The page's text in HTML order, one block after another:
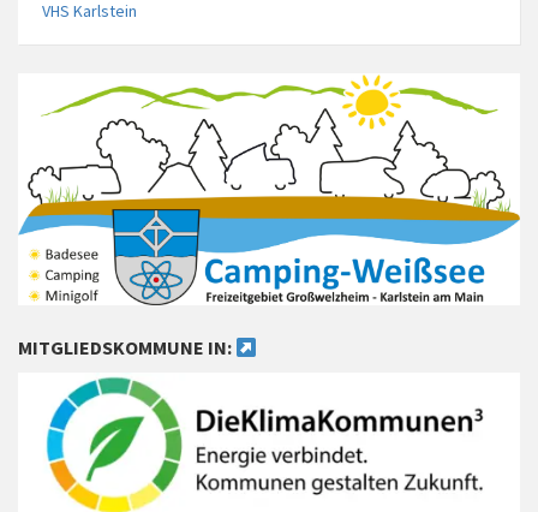
VHS Karlstein
MITGLIEDSKOMMUNE IN: